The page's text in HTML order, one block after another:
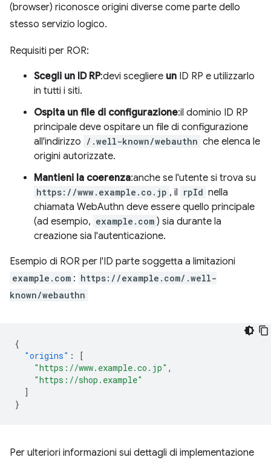
(browser) riconosce origini diverse come parte dello
stesso servizio logico.
Requisiti per ROR:
Scegli un ID RP:devi scegliere un ID RP e utilizzarlo
in tutti i siti.
Ospita un file di configurazione:il dominio ID RP
principale deve ospitare un file di configurazione
all'indirizzo /.well-known/webauthn che elenca le
origini autorizzate.
Mantieni la coerenza:anche se l'utente si trova su
https://www.example.co.jp , il rpId nella
chiamata WebAuthn deve essere quello principale
(ad esempio, example.com ) sia durante la
creazione sia l'autenticazione.
Esempio di ROR per l'ID parte soggetta a limitazioni
example.com : https://example.com/.well-
known/webauthn
{
"origins" :
[
"https://www.example.co.jp" ,
"https://shop.example"
]
}
Per ulteriori informazioni sui dettagli di implementazione